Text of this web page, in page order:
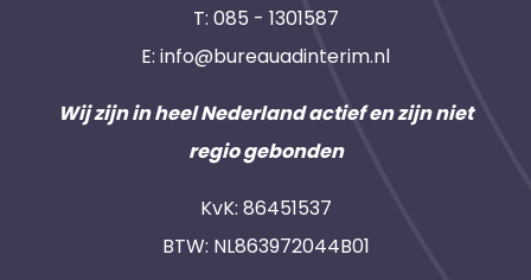
T: 085 - 1301587
E: info@bureauadinterim.nl
Wij zijn in heel Nederland actief en zijn niet
regio gebonden
KvK: 86451537
BTW: NL863972044B01